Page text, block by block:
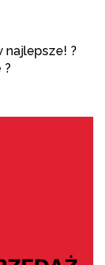
najlepsze! ?
?